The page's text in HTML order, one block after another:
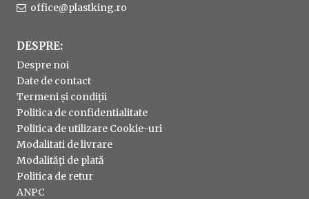
office@plastking.ro
DESPRE:
Despre noi
Date de contact
Termeni și condiții
Politica de confidentialitate
Politica de utilizare Cookie-uri
Modalitati de livrare
Modalități de plată
Politica de retur
ANPC